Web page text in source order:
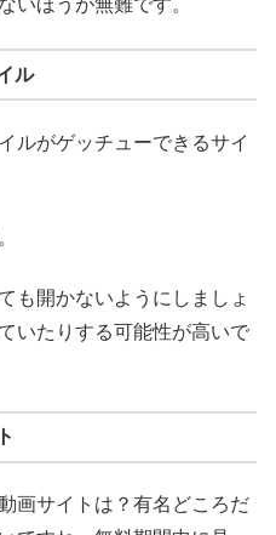
ル
ルがゲッチューできるサイ
も開かないようにしましょ
いたりする可能性が高いで
画サイトは？有名どころだ